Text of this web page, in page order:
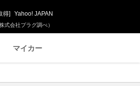
会社プラグ調べ）
得] Yahoo! JAPAN
マイカー